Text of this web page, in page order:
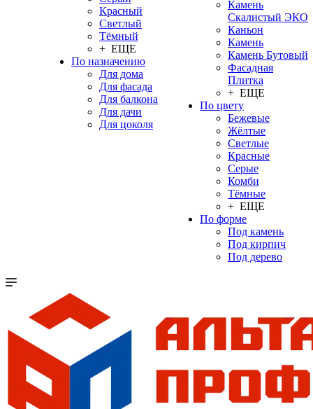
Красный
Светлый
Тёмный
+ ЕЩЕ
По назначению
Для дома
Для фасада
Для балкона
Для дачи
Для цоколя
Камень
Скалистый ЭКО
Каньон
Камень
Камень Бутовый
Фасадная
Плитка
+ ЕЩЕ
По цвету
Бежевые
Жёлтые
Светлые
Красные
Серые
Комби
Тёмные
+ ЕЩЕ
По форме
Под камень
Под кирпич
Под дерево